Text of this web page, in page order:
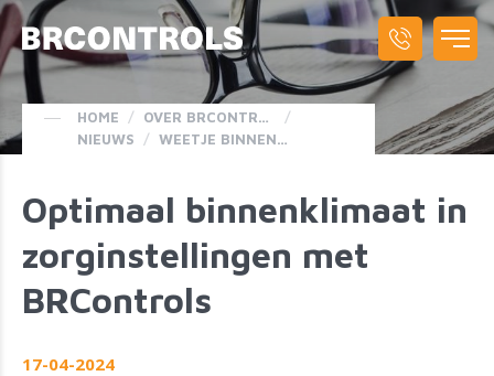
HOME / OVER BRCONTROLS
/
NIEUWS / WEETJE BINNENKLIMAAT ZORGINSTELLINGEN
Optimaal binnenklimaat in
zorginstellingen met
BRControls
17-04-2024